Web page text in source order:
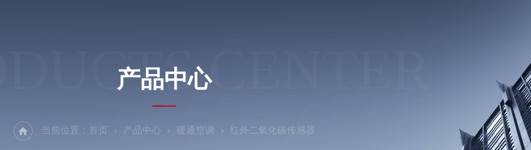
CENTER
产品中心
当前位置： 首页 产品中心 暖通空调 红外二氧化碳传感器